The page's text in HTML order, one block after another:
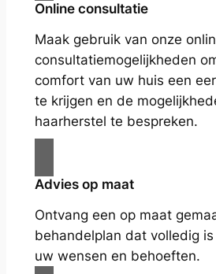
Online consultatie
Maak gebruik van onze
consultatiemogelijkheden
comfort van uw huis een
te krijgen en de
haarherstel te bespreken.
Advies op maat
Ontvang een op maat
behandelplan dat volledig
uw wensen en behoeften.